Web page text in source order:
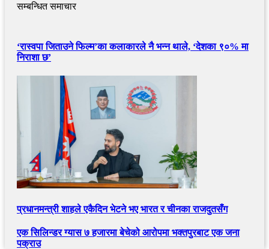
सम्बन्धित समाचार
‘रास्वपा जिताउने फिल्म’का कलाकारले नै भन्न थाले, ‘देशका ९०% मा
निराशा छ’
प्रधानमन्त्री शाहले एकैदिन भेटने भए भारत र चीनका राजदुतसँग
एक सिलिन्डर ग्यास ७ हजारमा बेचेको आरोपमा भक्तपुरबाट एक जना
पक्राउ